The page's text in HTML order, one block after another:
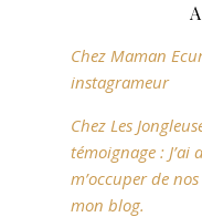
Chez Maman
instagrameur
Chez Les
témoignage :
m’occuper de
mon blog.